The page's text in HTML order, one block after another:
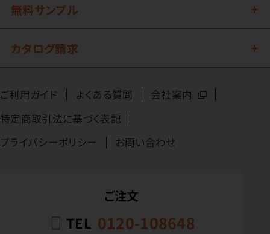
無料サンプル
カタログ請求
ご利用ガイド よくある質問
会社案内
特定商取引法に基づく表記
プライバシーポリシー
お問い合わせ
ご注文
TEL 0120-108648